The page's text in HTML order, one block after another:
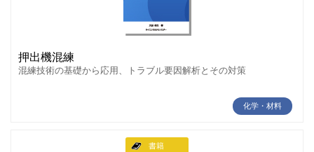
押出機混練
混練技術の基礎から応用、トラブル要因解析とその対策
化学・材料
書籍